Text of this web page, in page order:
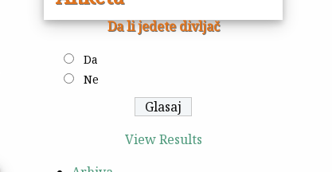
Da li jedete divljač
Da
Ne
View Results